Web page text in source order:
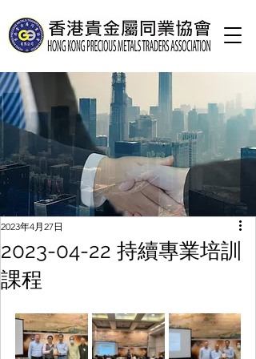
2023-04-22 持續專業培訓
課程
2023年4月27日